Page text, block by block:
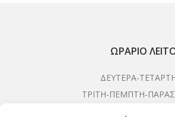
ΩΡΆΡΙΟ
ΔΕΥΤΕΡΑ-
ΤΡΙΤΗ-ΠΕΜΠΤΗ-